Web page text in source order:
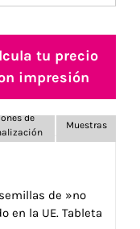
tu precio
impresión
de
Muestras
de »no
en la UE. Tableta